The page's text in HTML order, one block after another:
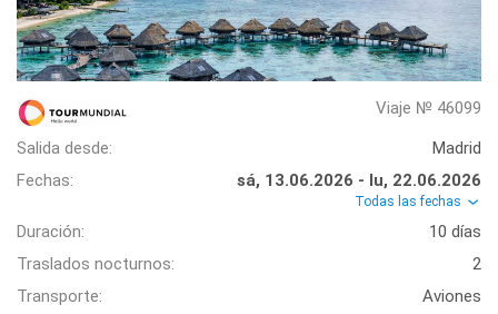
Viaje № 46099
Salida desde:
Madrid
Fechas:
sá, 13.06.2026 - lu, 22.06.2026
Todas las fechas
Duración:
10 días
Traslados nocturnos:
2
Transporte:
Aviones